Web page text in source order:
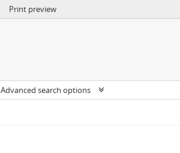
Print preview
Advanced search options